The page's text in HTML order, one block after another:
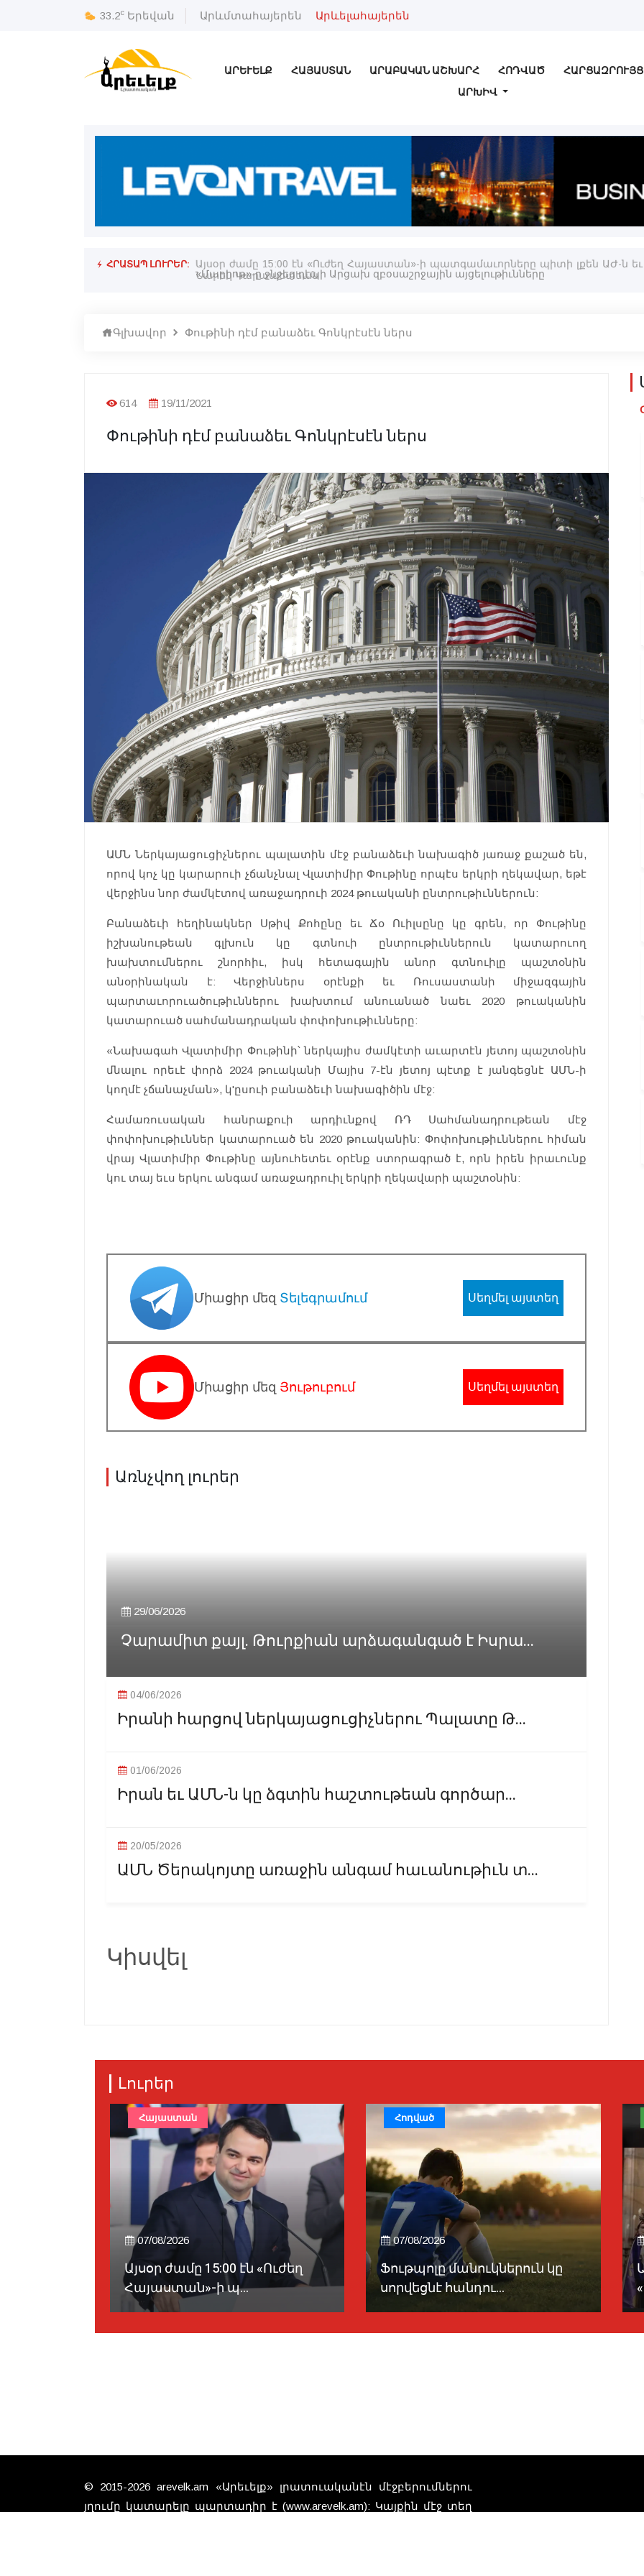
33.2c Երեվան Արևմտահայերեն Արևելահայերեն
ԱՐԵՒԵԼՔ ՀԱՅԱՍՏԱՆ ԱՐԱԲԱԿԱՆ ԱՇԽԱՐՀ ՀՈԴՎԱԾ ՀԱՐՑԱԶՐՈՒՅՑ
ԱՐԽԻՎ
ՀՐԱՏԱՊ ԼՈՒՐԵՐ: Այսօր ժամը 15:00 էն «Ուժեղ Հայաստան»-ի պատգամաւորները պիտի լքեն ԱԺ-ն
Նարեկ Կարապետեան
Գլխավոր Փութինի դէմ բանաձեւ Գոնկրէսէն ներս
614 19/11/2021
Փութինի դէմ բանաձեւ Գոնկրէսէն ներս
ԱՄՆ Ներկայացուցիչներու պալատին մէջ բանաձեւի նախագիծ յառաջ քաշած են,
որով կոչ կը կարարուի չճանչնալ Վլատիմիր Փութինը որպէս երկրի ղեկավար, եթէ
վերջինս նոր ժամկէտով առաջադրուի 2024 թուականի ընտրութիւններուն:
Բանաձեւի հեղինակներ Սթիվ Քոհընը եւ Ճօ Ուիլսընը կը գրեն, որ Փութինը
իշխանութեան գլխուն կը գտնուի ընտրութիւններուն կատարուող
խախտումներու շնորհիւ, իսկ հետագային անոր գտնուիլը պաշտօնին
անօրինական է: Վերջիններս օրէնքի եւ Ռուսաստանի միջազգային
պարտաւորուածութիւններու խախտում անուանած նաեւ 2020 թուականին
կատարուած սահմանադրական փոփոխութիւնները:
«Նախագահ Վլատիմիր Փութինի՝ ներկայիս ժամկէտի աւարտէն յետոյ պաշտօնին
մնալու որեւէ փորձ 2024 թուականի Մայիս 7-էն յետոյ պէտք է յանգեցնէ ԱՄՆ-ի
կողմէ չճանաչման», կ'ըսուի բանաձեւի նախագիծին մէջ:
Համառուսական հանրաքուի արդիւնքով ՌԴ Սահմանադրութեան մէջ
փոփոխութիւններ կատարուած են 2020 թուականին: Փոփոխութիւններու հիման
վրայ Վլատիմիր Փութինը այնուհետեւ օրէնք ստորագրած է, որն իրեն իրաւունք
կու տայ եւս երկու անգամ առաջադրուիլ երկրի ղեկավարի պաշտօնին:
Միացիր մեզ Տելեգրամում Սեղմել այստեղ
Միացիր մեզ Յութուբում Սեղմել այստեղ
Առնչվող լուրեր
29/06/2026
Չարամիտ քայլ. Թուրքիան արձագանգած է Իսրա...
04/06/2026
Իրանի հարցով ներկայացուցիչներու Պալատը Թ...
01/06/2026
Իրան եւ ԱՄՆ-ն կը ձգտին հաշտութեան գործար...
20/05/2026
ԱՄՆ Ծերակոյտը առաջին անգամ հաւանութիւն տ...
Կիսվել
Լուրեր
07/08/2026
Այսօր ժամը 15:00 էն «Ուժեղ
Հայաստան»-ի պ...
Հայաստան
07/08/2026
Ֆութպոլը մանուկներուն կը
սորվեցնէ հանդու...
Հոդված
© 2015-2026 arevelk.am «Արեւելք» լրատուականէն մէջբերումներու
յղումը կատարելը պարտադիր է (www.arevelk.am): Կայքին մէջ տեղ